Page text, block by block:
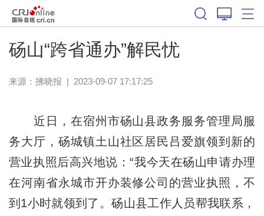
砀山“跨省通办”解民忧
来源： 拂晓报 | 2023-09-07 17:17:25
近日，在宿州市砀山县政务服务管理局服
务大厅，砀城镇土山社区居民吕爱旗领到新的
营业执照后高兴地说：“我今天在砀山申请办理
在河南省永城市开办装修公司的营业执照，不
到1小时就领到了。砀山县工作人员帮我联系，